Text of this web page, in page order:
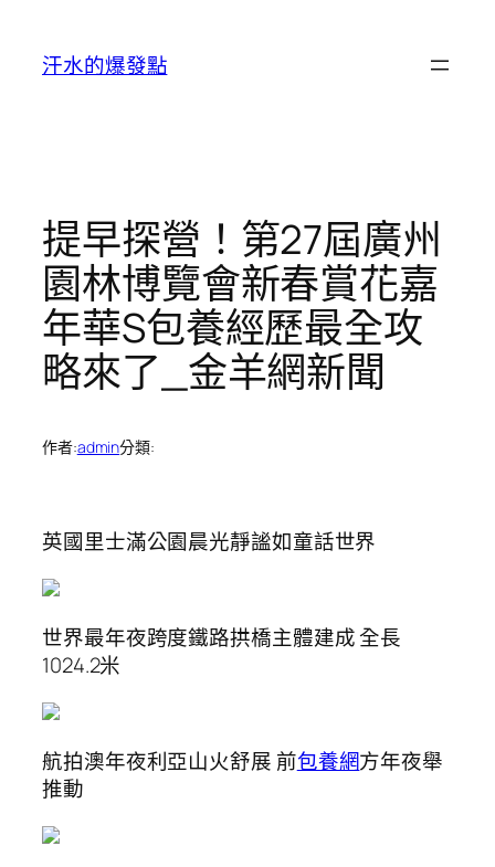
汗水的爆發點
提早探營！第27屆廣州
園林博覽會新春賞花嘉
年華S包養經歷最全攻
略來了_金羊網新聞
作者:admin分類:
英國里士滿公園晨光靜謐如童話世界
世界最年夜跨度鐵路拱橋主體建成 全長
1024.2米
航拍澳年夜利亞山火舒展 前包養網方年夜舉
推動